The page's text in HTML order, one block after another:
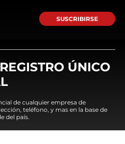
SUSCRIBIRSE
ÚNICO
de cualquier empresa de
teléfono, y mas en la base de
del país.